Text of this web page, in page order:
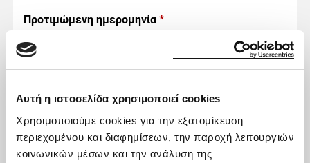
Αυτή η ιστοσελίδα χρησιμοποιεί cookies
Χρησιμοποιούμε cookies για την εξατομίκευση
περιεχομένου και διαφημίσεων, την παροχή λειτουργιών
κοινωνικών μέσων και την ανάλυση της
Προτιμώμενη ημερομηνία *